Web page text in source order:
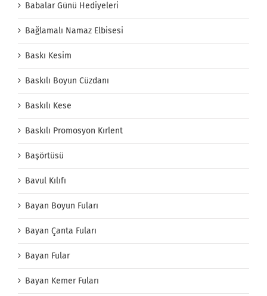
Babalar Günü Hediyeleri
Bağlamalı Namaz Elbisesi
Baskı Kesim
Baskılı Boyun Cüzdanı
Baskılı Kese
Baskılı Promosyon Kırlent
Başörtüsü
Bavul Kılıfı
Bayan Boyun Fuları
Bayan Çanta Fuları
Bayan Fular
Bayan Kemer Fuları